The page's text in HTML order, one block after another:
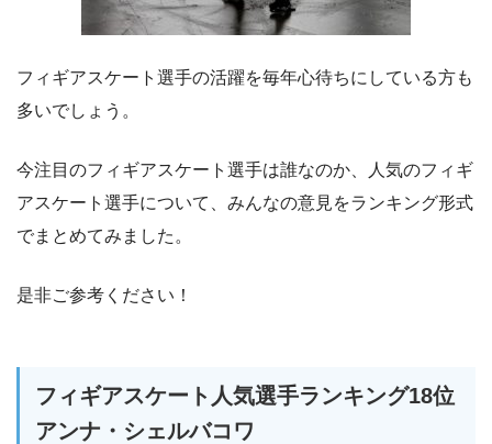
フィギアスケート選手の活躍を毎年心待ちにしている方も
多いでしょう。
今注目のフィギアスケート選手は誰なのか、人気のフィギ
アスケート選手について、みんなの意見をランキング形式
でまとめてみました。
是非ご参考ください！
フィギアスケート人気選手ランキング18位
アンナ・シェルバコワ